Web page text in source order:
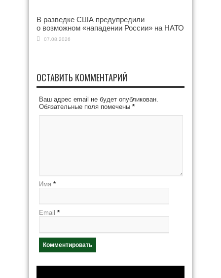
В разведке США предупредили
о возможном «нападении России» на НАТО
07.08.2026
ОСТАВИТЬ КОММЕНТАРИЙ
Ваш адрес email не будет опубликован.
Обязательные поля помечены *
Имя *
Email *